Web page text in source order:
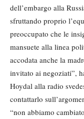
dell’embargo alla
sfruttando proprio
preoccupato che le
mansuete alla linea
accodata anche la
invitato ai negoziati”,
Hoydal alla radio
contattarlo
“non abbiamo